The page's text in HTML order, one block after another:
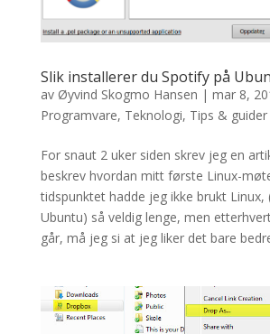
Slik installerer du Spotify på
av Øyvind Skogmo Hansen | mar 8,
Programvare, Teknologi, Tips & guider
For snaut 2 uker siden skrev jeg en
beskrev hvordan mitt første Linux-
tidspunktet hadde jeg ikke brukt Linux,
Ubuntu) så veldig lenge, men
går, må jeg si at jeg liker det bare